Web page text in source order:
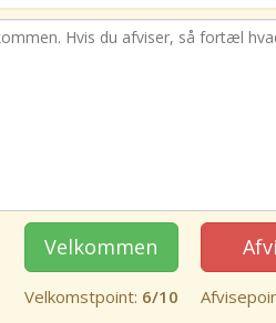
Velkommen
Velkomstpoint: 6/10